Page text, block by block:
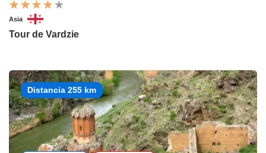
Asia
Tour de Vardzie
Distancia 255 km